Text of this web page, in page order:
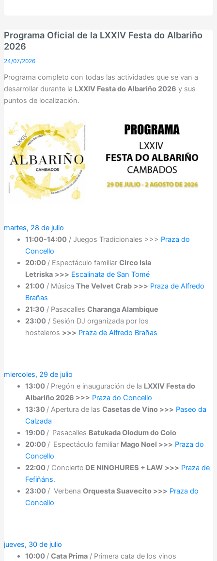
Programa Oficial de la LXXIV Festa do Albariño
2026
24/07/2026
Programa completo con todas las actividades que se van a
desarrollar durante la LXXIV Festa do Albariño 2026 y sus
puntos de localización.
martes, 28 de julio
11:00-14:00/ Juegos Tradicionales >>> Praza do
Concello
20:00 / Espectáculo familiar Circo Isla
Letriska >>> Escalinata de San Tomé
21:00/ Música The Velvet Crab >>> Praza de Alfredo
Brañas
21:30/ Pasacalles Charanga Alambique
23:00/ Sesión DJ organizada por los
hosteleros >>> Praza de Alfredo Brañas
miercoles, 29 de julio
13:00 / Pregón e inauguración de la LXXIV Festa do
Albariño 2026 >>> Praza do Concello
13:30 / Apertura de las Casetas de Vino >>> Paseo da
Calzada
19:00 / Pasacalles Batukada Olodum do Coio
20:00 / Espectáculo familiar Mago Noel >>> Praza do
Concello
22:00 / Concierto DE NINGHURES + LAW >>> Praza de
Fefiñáns.
23:00 / Verbena Orquesta Suavecito >>> Praza do
Concello
jueves, 30 de julio
10:00 / Cata Prima/ Primera cata de los vinos